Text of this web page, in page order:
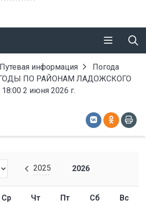
Путевая информация
Погода
ПО РАЙОНАМ ЛАДОЖСКОГО
2 июня 2026 г.
2025 2026
Ср Чт Пт Сб Вс